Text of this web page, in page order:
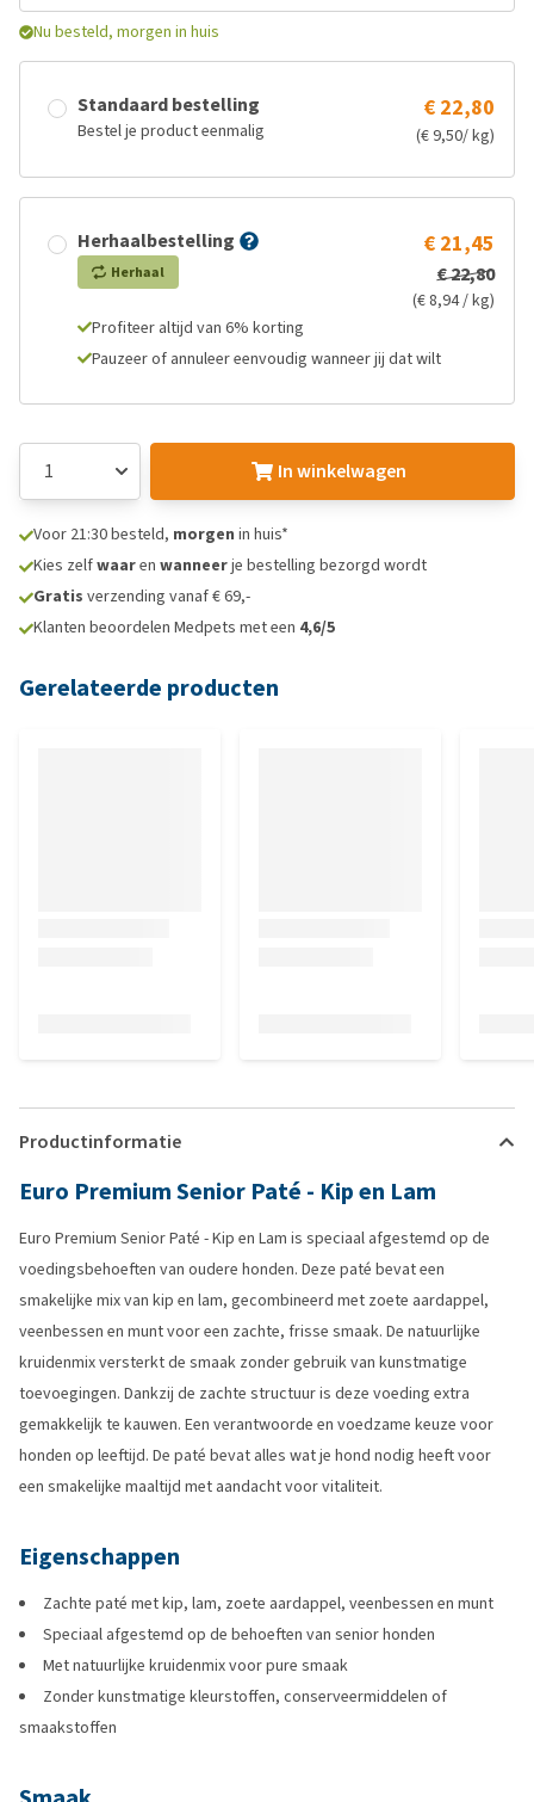
Nu besteld, morgen in huis
Standaard bestelling
Bestel je product eenmalig
€ 22,80
(€ 9,50/ kg)
Herhaalbestelling
Herhaal
€ 21,45
€ 22,80
(€ 8,94 / kg)
Profiteer altijd van 6% korting
Pauzeer of annuleer eenvoudig wanneer jij dat wilt
In winkelwagen
Voor 21:30 besteld, morgen in huis*
Kies zelfwaaren wanneerje bestelling bezorgd wordt
Gratis verzending vanaf € 69,-
Klanten beoordelen Medpets met een 4,6/5
Gerelateerde producten
Productinformatie
Euro Premium Senior Paté - Kip en Lam
Euro Premium Senior Paté - Kip en Lam is speciaal afgestemd op de
voedingsbehoeften van oudere honden. Deze paté bevat een
smakelijke mix van kip en lam, gecombineerd met zoete aardappel,
veenbessen en munt voor een zachte, frisse smaak. De natuurlijke
kruidenmix versterkt de smaak zonder gebruik van kunstmatige
toevoegingen. Dankzij de zachte structuur is deze voeding extra
gemakkelijk te kauwen. Een verantwoorde en voedzame keuze voor
honden op leeftijd. De paté bevat alles wat je hond nodig heeft voor
een smakelijke maaltijd met aandacht voor vitaliteit.
Eigenschappen
Zachte paté met kip, lam, zoete aardappel, veenbessen en munt
Speciaal afgestemd op de behoeften van senior honden
Met natuurlijke kruidenmix voor pure smaak
Zonder kunstmatige kleurstoffen, conserveermiddelen of
smaakstoffen